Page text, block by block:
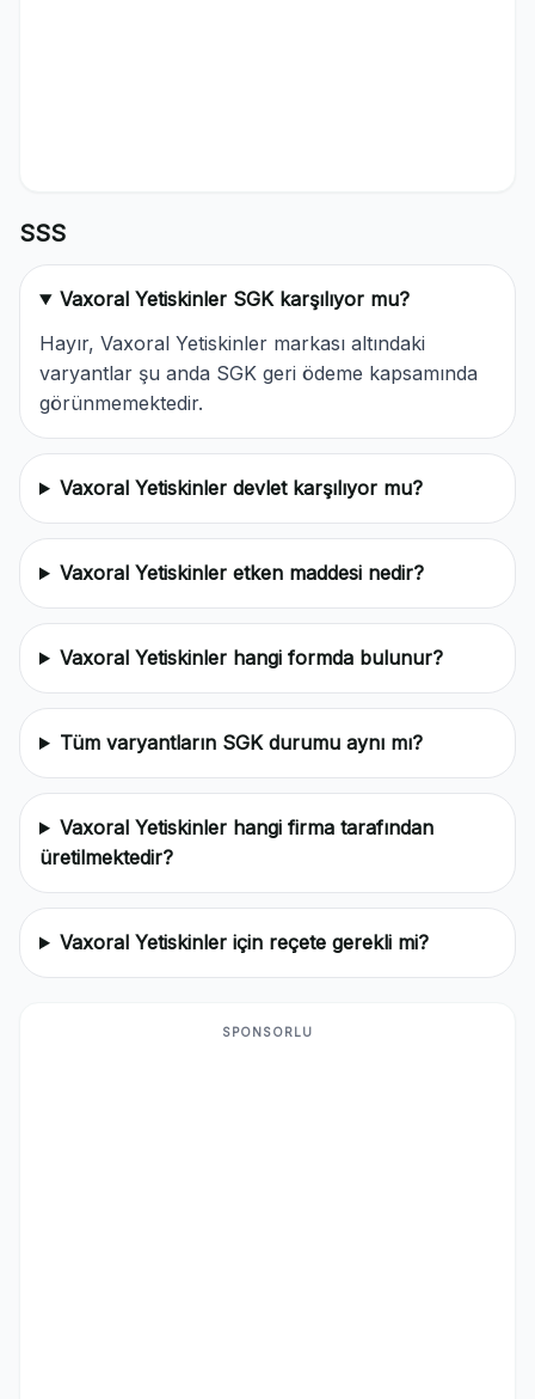
SSS
Vaxoral Yetiskinler SGK karşılıyor mu?
Hayır, Vaxoral Yetiskinler markası altındaki
varyantlar şu anda SGK geri ödeme kapsamında
görünmemektedir.
Vaxoral Yetiskinler devlet karşılıyor mu?
Vaxoral Yetiskinler etken maddesi nedir?
Vaxoral Yetiskinler hangi formda bulunur?
Tüm varyantların SGK durumu aynı mı?
Vaxoral Yetiskinler hangi firma tarafından
üretilmektedir?
Vaxoral Yetiskinler için reçete gerekli mi?
SPONSORLU